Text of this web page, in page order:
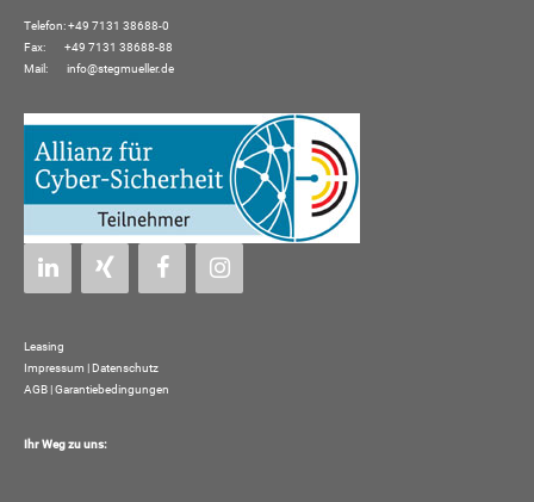
Telefon: +49 7131 38688-0
Fax: +49 7131 38688-88
Mail:
info@stegmueller.de
Leasing
Impressum |Datenschutz
AGB | Garantiebedingungen
Ihr Weg zu uns: